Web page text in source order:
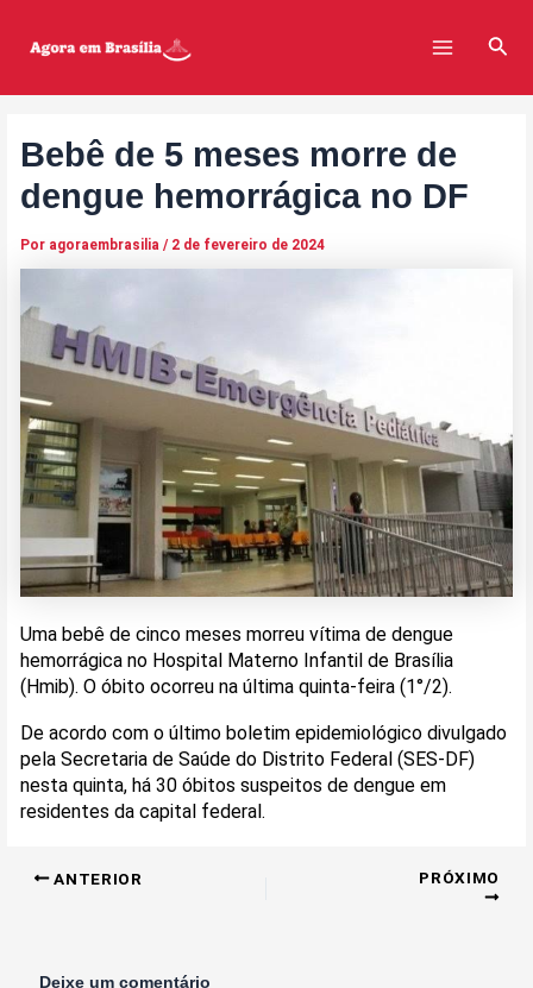
Menu
Bebê de 5 meses morre de
dengue hemorrágica no DF
Por agoraembrasilia / 2 de fevereiro de 2024
Uma bebê de cinco meses morreu vítima de dengue
hemorrágica no Hospital Materno Infantil de Brasília
(Hmib). O óbito ocorreu na última quinta-feira (1°/2).
De acordo com o último boletim epidemiológico divulgado
pela Secretaria de Saúde do Distrito Federal (SES-DF)
nesta quinta, há 30 óbitos suspeitos de dengue em
residentes da capital federal.
ANTERIOR PRÓXIMO
Deixe um comentário